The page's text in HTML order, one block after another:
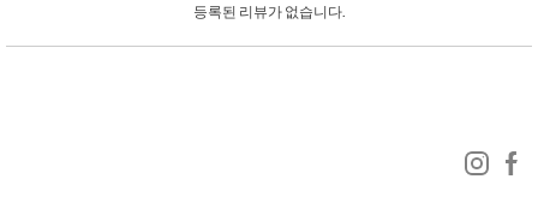
등록된 리뷰가 없습니다.